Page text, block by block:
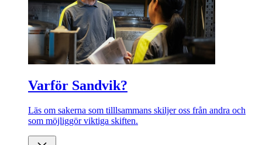
Varför Sandvik?
Läs om sakerna som tilllsammans skiljer oss från andra och
som möjliggör viktiga skiften.